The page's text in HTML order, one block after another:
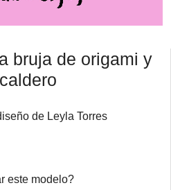
bruja de origami y
de Leyla Torres
este modelo?